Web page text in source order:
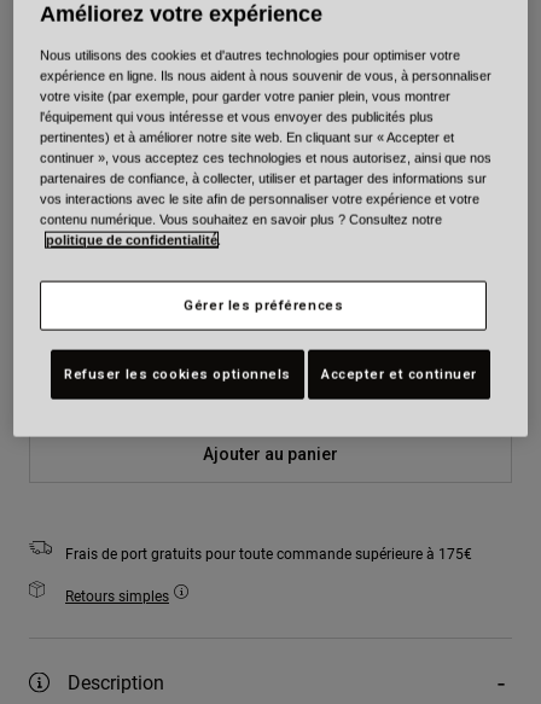
Price reduced from
179,95 €to125,96 €
Couleur -Camouflage noir
sélectionné
Taille Tableau des tailles
S M L
Ajouter au panier
Frais de port gratuits pour toute commande supérieure à 175€
Retours simples
Description
Améliorez votre expérience
Nous utilisons des cookies et d'autres technologies pour optimiser votre
expérience en ligne. Ils nous aident à nous souvenir de vous, à personnaliser
votre visite (par exemple, pour garder votre panier plein, vous montrer
l'équipement qui vous intéresse et vous envoyer des publicités plus
pertinentes) et à améliorer notre site web. En cliquant sur « Accepter et
continuer », vous acceptez ces technologies et nous autorisez, ainsi que nos
partenaires de confiance, à collecter, utiliser et partager des informations sur
vos interactions avec le site afin de personnaliser votre expérience et votre
contenu numérique. Vous souhaitez en savoir plus ? Consultez notre
politique de confidentialité
Gérer les préférences
Refuser les cookies optionnels Accepter et continuer